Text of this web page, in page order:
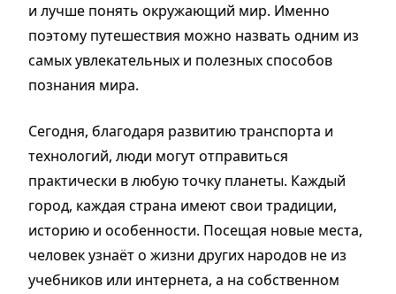
и лучше понять окружающий мир. Именно
поэтому путешествия можно назвать одним из
самых увлекательных и полезных способов
познания мира.
Сегодня, благодаря развитию транспорта и
технологий, люди могут отправиться
практически в любую точку планеты. Каждый
город, каждая страна имеют свои традиции,
историю и особенности. Посещая новые места,
человек узнаёт о жизни других народов не из
учебников или интернета, а на собственном